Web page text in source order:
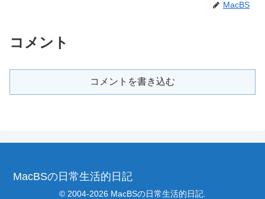
MacBS
コメント
コメントを書き込む
MacBSの日常生活的日記
© 2004-2026 MacBSの日常生活的日記.